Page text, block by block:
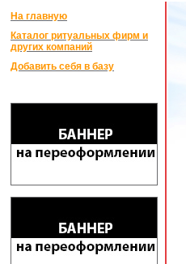
На главную
Каталог ритуальных фирм и
других компаний
Добавить себя в базу